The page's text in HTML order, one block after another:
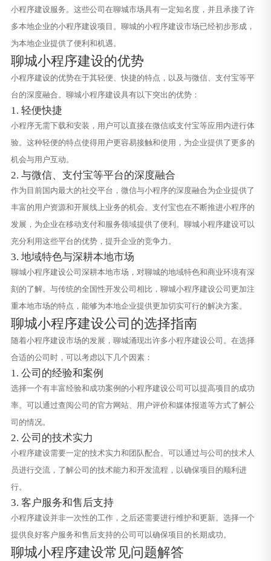
小程序建设服务。这些公司在聊城市场具有一定知名度，并且承接了许
多本地企业的小程序建设项目。聊城的小程序建设市场已经初步形成，
为本地企业提供了便利和机遇。
聊城小程序建设的优势
小程序建设的优势在于其轻便、快捷的特点，以及与微信、支付宝等平
台的深度融合。聊城小程序建设具有以下突出的优势：
1. 轻便快捷
小程序无需下载和安装，用户可以直接在微信或支付宝等应用内进行体
验。这种轻便的特点使得用户更容易接触和使用，为企业提供了更多的
机会与用户互动。
2. 与微信、支付宝等平台的深度融合
作为目前国内最大的社交平台，微信与小程序的深度融合为企业提供了
丰富的用户资源和开展线上业务的机会。支付宝也在不断推进小程序的
发展，为企业在移动支付和服务领域提供了便利。聊城小程序建设可以
充分利用这些平台的优势，提升企业的竞争力。
3. 地域特色与深耕本地市场
聊城小程序建设公司深耕本地市场，对聊城的地域特色和商业环境有深
刻的了解。与传统的全国性开发公司相比，聊城小程序建设公司更加注
重本地市场的特点，能够为本地企业提供更加切实可行的解决方案。
聊城小程序建设公司的选择指南
随着小程序建设市场的发展，聊城涌现出许多小程序建设公司。在选择
合适的公司时，可以考虑以下几个因素：
1. 公司的经验和案例
选择一个有丰富经验和成功案例的小程序建设公司可以提高项目的成功
率。可以通过查阅公司的官方网站、用户评价和媒体报道等方式了解公
司的情况。
2. 公司的技术实力
小程序建设需要一定的技术实力和团队配合。可以通过与公司的技术人
员进行交流，了解公司的技术能力和开发流程，以确保项目的顺利进
行。
3. 客户服务和售后支持
小程序建设并非一次性的工作，之后还需要进行维护和更新。选择一个
提供良好客户服务和售后支持的公司可以确保项目的长期成功。
聊城小程序建设常见问题解答